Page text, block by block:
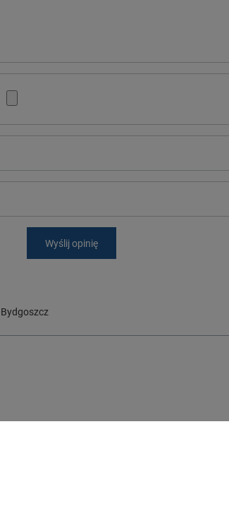
Wyślij opinię
Bydgoszcz